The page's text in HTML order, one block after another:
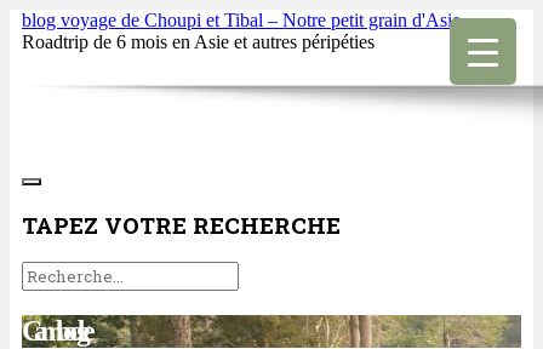
blog voyage de Choupi et Tibal – Notre petit grain d'Asie
Roadtrip de 6 mois en Asie et autres péripéties
TAPEZ VOTRE RECHERCHE
Cambodge